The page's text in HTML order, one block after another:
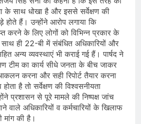
के साथ धोखा है और इससे सर्वेक्षण की
होते हैं। उन्होंने आरोप लगाया कि
करने के लिए लोगों को विभिन्न प्रकार के
ही 22-बी में संबंधित अधिकारियों और
अन्य व्यवस्थाएं भी कराई गई हैं। पार्षद ने
टीम का कार्य सीधे जनता के बीच जाकर
करना और सही रिपोर्ट तैयार करना
है तो सर्वेक्षण की विश्वसनीयता
प्रशासन से पूरे मामले की निष्पक्ष जांच
वाले अधिकारियों व कर्मचारियों के खिलाफ
मांग की है।